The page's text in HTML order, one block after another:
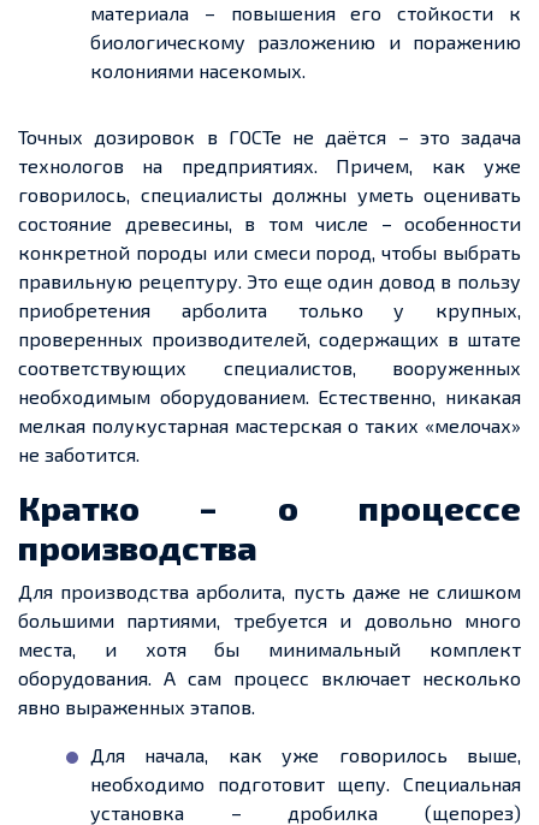
материала – повышения его стойкости к
биологическому разложению и поражению
колониями насекомых.
Точных дозировок в ГОСТе не даётся – это задача
технологов на предприятиях. Причем, как уже
говорилось, специалисты должны уметь оценивать
состояние древесины, в том числе – особенности
конкретной породы или смеси пород, чтобы выбрать
правильную рецептуру. Это еще один довод в пользу
приобретения арболита только у крупных,
проверенных производителей, содержащих в штате
соответствующих специалистов, вооруженных
необходимым оборудованием. Естественно, никакая
мелкая полукустарная мастерская о таких «мелочах»
не заботится.
Кратко – о процессе
производства
Для производства арболита, пусть даже не слишком
большими партиями, требуется и довольно много
места, и хотя бы минимальный комплект
оборудования. А сам процесс включает несколько
явно выраженных этапов.
Для начала, как уже говорилось выше,
необходимо подготовит щепу. Специальная
установка – дробилка (щепорез)